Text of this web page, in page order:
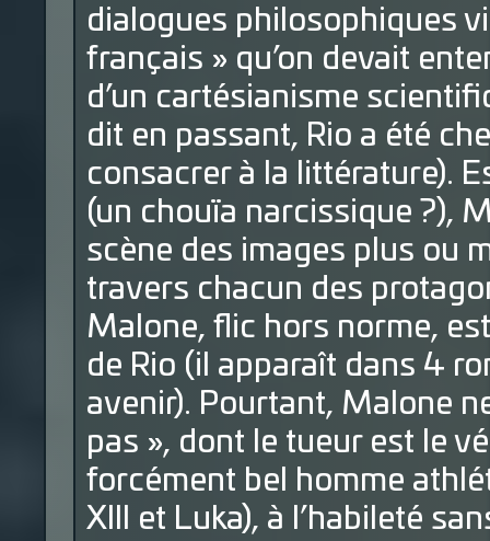
dialogues philosophiques
français » qu’on devait
d’un cartésianisme
dit en passant, Rio a été
consacrer à la littérature).
(un chouïa narcissique ?),
scène des images plus ou
travers chacun des
Malone, flic hors norme,
de Rio (il apparaît dans 4
avenir). Pourtant, Malone
pas », dont le tueur est le
forcément bel homme
XIII et Luka), à l’habileté